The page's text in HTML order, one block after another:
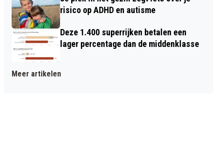
risico op ADHD en autisme
Deze 1.400 superrijken betalen een
lager percentage dan de middenklasse
Meer artikelen